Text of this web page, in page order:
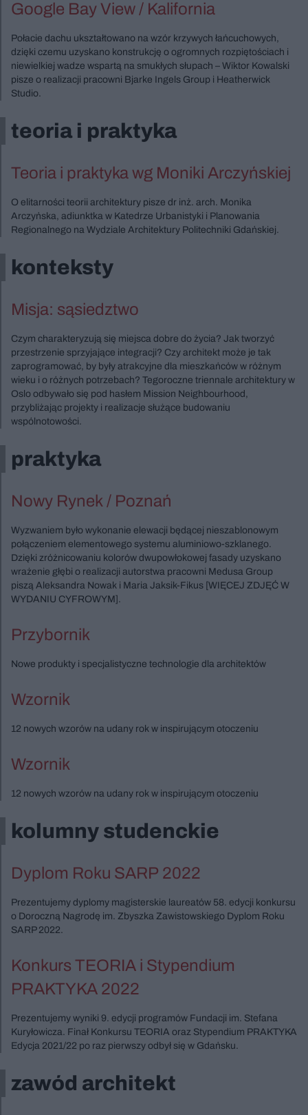
Google Bay View / Kalifornia
Połacie dachu ukształtowano na wzór krzywych łańcuchowych,
dzięki czemu uzyskano konstrukcję o ogromnych rozpiętościach i
niewielkiej wadze wspartą na smukłych słupach – Wiktor Kowalski
pisze o realizacji pracowni Bjarke Ingels Group i Heatherwick
Studio.
teoria i praktyka
Teoria i praktyka wg Moniki Arczyńskiej
O elitarności teorii architektury pisze dr inż. arch. Monika
Arczyńska, adiunktka w Katedrze Urbanistyki i Planowania
Regionalnego na Wydziale Architektury Politechniki Gdańskiej.
konteksty
Misja: sąsiedztwo
Czym charakteryzują się miejsca dobre do życia? Jak tworzyć
przestrzenie sprzyjające integracji? Czy architekt może je tak
zaprogramować, by były atrakcyjne dla mieszkańców w różnym
wieku i o różnych potrzebach? Tegoroczne triennale architektury w
Oslo odbywało się pod hasłem Mission Neighbourhood,
przybliżając projekty i realizacje służące budowaniu
wspólnotowości.
praktyka
Nowy Rynek / Poznań
Wyzwaniem było wykonanie elewacji będącej nieszablonowym
połączeniem elementowego systemu aluminiowo-szklanego.
Dzięki zróżnicowaniu kolorów dwupowłokowej fasady uzyskano
wrażenie głębi o realizacji autorstwa pracowni Medusa Group
piszą Aleksandra Nowak i Maria Jaksik-Fikus [WIĘCEJ ZDJĘĆ W
WYDANIU CYFROWYM].
Przybornik
Nowe produkty i specjalistyczne technologie dla architektów
Wzornik
12 nowych wzorów na udany rok w inspirującym otoczeniu
Wzornik
12 nowych wzorów na udany rok w inspirującym otoczeniu
kolumny studenckie
Dyplom Roku SARP 2022
Prezentujemy dyplomy magisterskie laureatów 58. edycji konkursu
o Doroczną Nagrodę im. Zbyszka Zawistowskiego Dyplom Roku
SARP 2022.
Konkurs TEORIA i Stypendium
PRAKTYKA 2022
Prezentujemy wyniki 9. edycji programów Fundacji im. Stefana
Kuryłowicza. Finał Konkursu TEORIA oraz Stypendium PRAKTYKA
Edycja 2021/22 po raz pierwszy odbył się w Gdańsku.
zawód architekt